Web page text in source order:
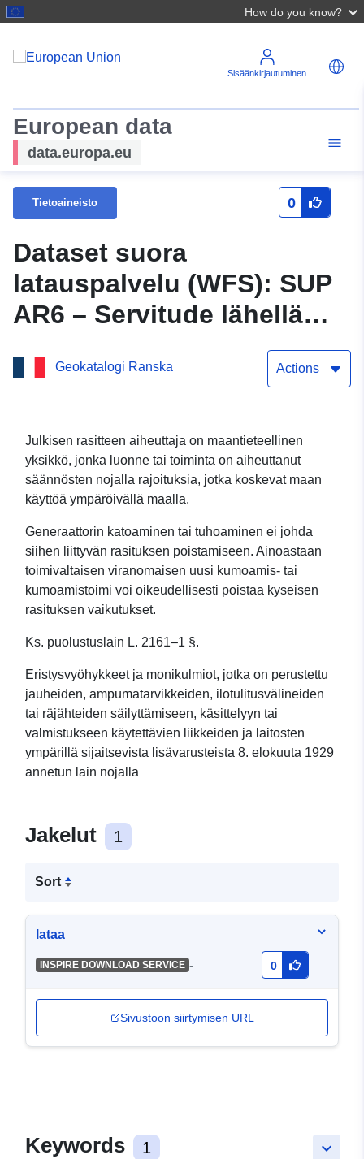
How do you know?
Sisäänkirjautuminen
European data
data.europa.eu
Tietoaineisto 0
Dataset suora
latauspalvelu (WFS): SUP
AR6 – Servitude lähellä
Meurthe-et-Moselle -sarjaa
Geokatalogi Ranska Actions
Julkisen rasitteen aiheuttaja on maantieteellinen
yksikkö, jonka luonne tai toiminta on aiheuttanut
säännösten nojalla rajoituksia, jotka koskevat maan
käyttöä ympäröivällä maalla.
Generaattorin katoaminen tai tuhoaminen ei johda
siihen liittyvän rasituksen poistamiseen. Ainoastaan
toimivaltaisen viranomaisen uusi kumoamis- tai
kumoamistoimi voi oikeudellisesti poistaa kyseisen
rasituksen vaikutukset.
Ks. puolustuslain L. 2161–1 §.
Eristysvyöhykkeet ja monikulmiot, jotka on perustettu
jauheiden, ampumatarvikkeiden, ilotulitusvälineiden
tai räjähteiden säilyttämiseen, käsittelyyn tai
valmistukseen käytettävien liikkeiden ja laitosten
ympärillä sijaitsevista lisävarusteista 8. elokuuta 1929
annetun lain nojalla
Jakelut 1
Sort
lataa
INSPIRE DOWNLOAD SERVICE - 0
Sivustoon siirtymisen URL
keyboard_arrow_down
Keywords 1